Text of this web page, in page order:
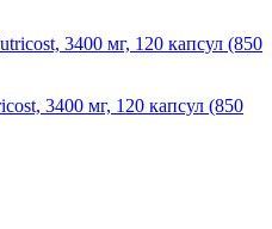
3400 мг, 120 капсул (850